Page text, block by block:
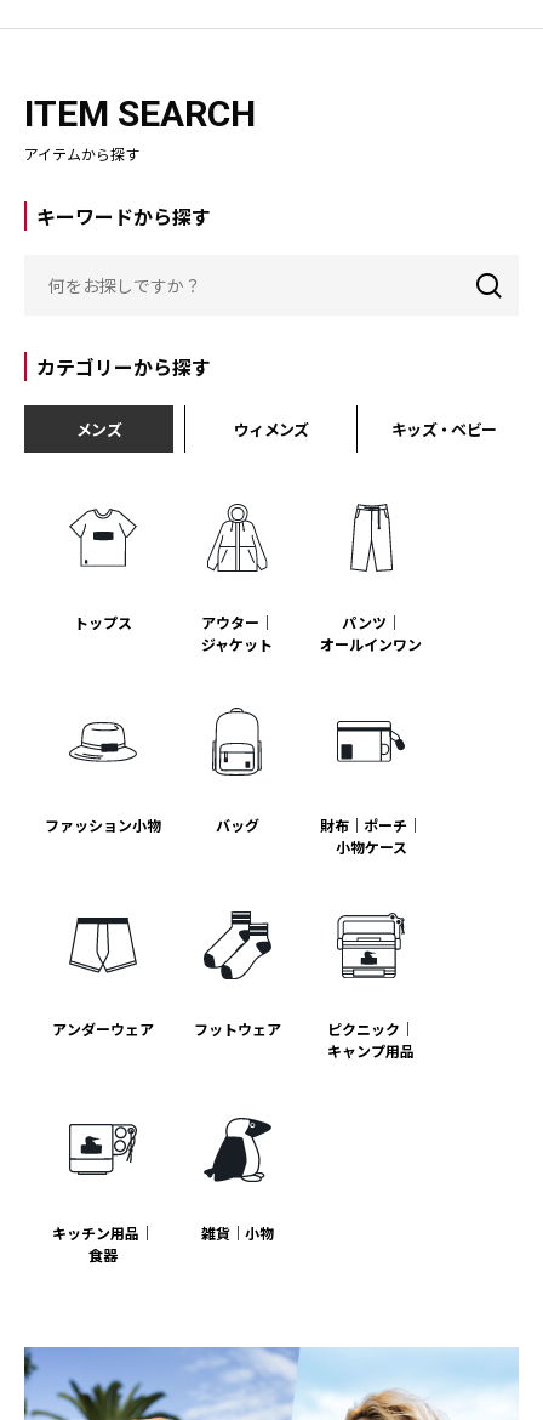
ITEM SEARCH
アイテムから探す
キーワードから探す
カテゴリーから探す
メンズ ウィメンズ キッズ・ベビー
トップス
アウター｜
ジャケット
パンツ｜
オールインワン
ファッション小物 バッグ
財布｜ポーチ｜
小物ケース
アンダーウェア フットウェア
ピクニック｜
キャンプ用品
キッチン用品｜
食器
雑貨｜小物